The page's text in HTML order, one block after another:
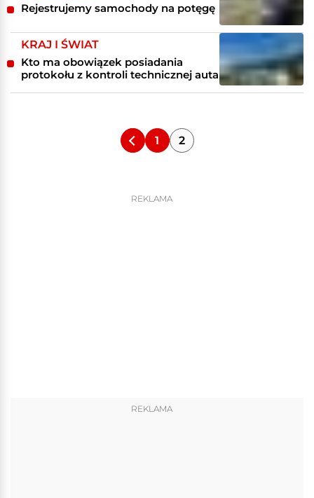
Rejestrujemy samochody na potęgę
KRAJ I ŚWIAT
Kto ma obowiązek posiadania
protokołu z kontroli technicznej auta
1 2
REKLAMA
REKLAMA